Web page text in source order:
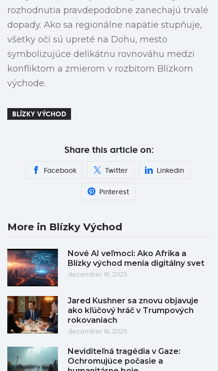
rozhodnutia pravdepodobne zanechajú trvalé
dopady. Ako sa regionálne napätie stupňuje,
všetky oči sú upreté na Dohu, mesto
symbolizujúce delikátnu rovnováhu medzi
konfliktom a zmierom v rozbitom Blízkom
východe.
BLÍZKY VÝCHOD
Share this article on:
Facebook Twitter Linkedin
Pinterest
More in Blízky Východ
Nové AI veľmoci: Ako Afrika a
Blízky východ menia digitálny svet
december 16, 2025
Jared Kushner sa znovu objavuje
ako kľúčový hráč v Trumpových
rokovaniach
december 16, 2025
Neviditeľná tragédia v Gaze:
Ochromujúce počasie a